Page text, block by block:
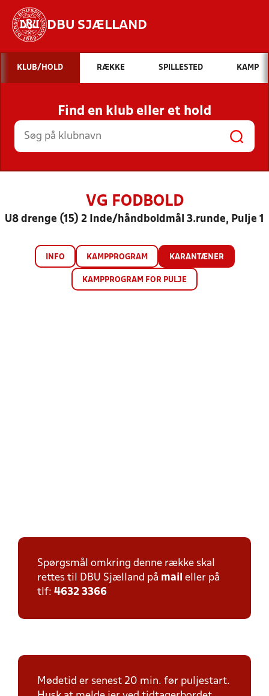
DBU SJÆLLAND
Hvad vil du søge efter?
INDHOLD OG NYHEDER
STILLINGER, RESULTATER, KLUBBER OG
HOLD
KLUB/HOLD RÆKKE SPILLESTED KAMP
Find en klub eller et hold
VG FODBOLD
U8 drenge (15) 2 Inde/håndboldmål 3.runde, Pulje 1
INFO KAMPPROGRAM KARANTÆNER
KAMPPROGRAM FOR PULJE
Spørgsmål omkring denne række skal
rettes til DBU Sjælland på mail eller på
tlf: 4632 3366
Mødetid er senest 20 min. før puljestart.